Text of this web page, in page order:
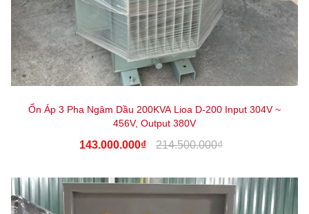
Ổn Áp 3 Pha Ngâm Dầu 200KVA Lioa D-200 Input 304V ~
456V, Output 380V
143.000.000₫ 214.500.000₫